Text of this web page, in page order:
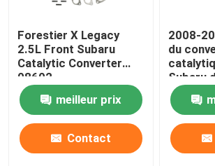
Forestier X Legacy
2.5L Front Subaru
Catalytic Converter
08602
meilleur prix
Contact
2008-
du
Subaru